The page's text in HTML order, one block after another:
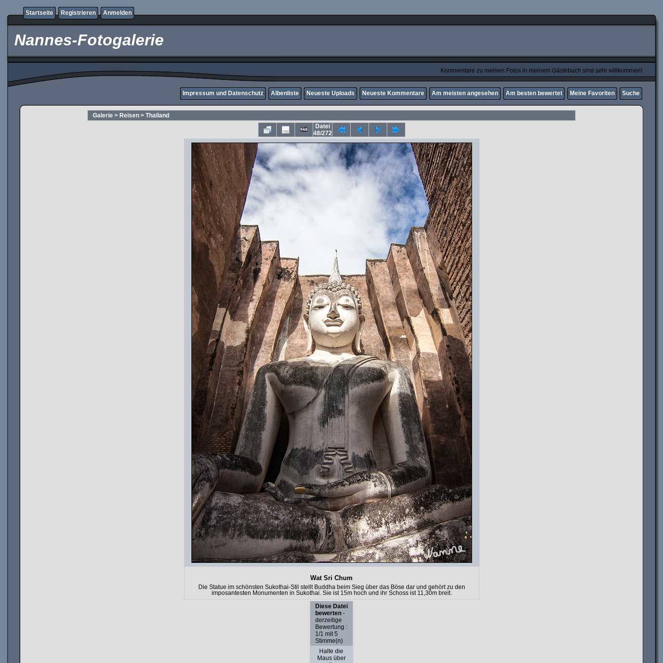
Startseite Registrieren Anmelden
Nannes-Fotogalerie
Kommentare zu meinen Fotos in meinem Gästebuch sind sehr willkommen!
Impressum und Datenschutz Albenliste Neueste Uploads Neueste Kommentare Am meisten angesehen Am besten bewertet Meine Favoriten Suche
Galerie > Reisen > Thailand
Datei
48/272
Wat Sri Chum
Die Statue im schönsten Sukothai-Stil stellt Buddha beim Sieg über das Böse dar und gehört zu den
imposantesten Monumenten in Sukothai. Sie ist 15m hoch und ihr Schoss ist 11,30m breit.
Diese Datei
bewerten -
derzeitige
Bewertung :
1/1 mit 5
Stimme(n)
Halte die
Maus über